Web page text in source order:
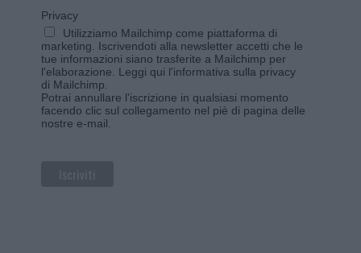
Privacy
Utilizziamo Mailchimp come piattaforma di
marketing. Iscrivendoti alla newsletter accetti che le
tue informazioni siano trasferite a Mailchimp per
l'elaborazione. Leggi qui l'informativa sulla privacy
di Mailchimp
Potrai annullare l'iscrizione in qualsiasi momento
facendo clic sul collegamento nel piè di pagina delle
nostre e-mail.